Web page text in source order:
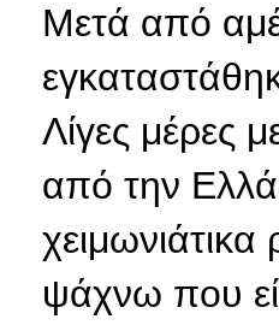
Μετά από
Λίγες μέρες
από την
ψάχνω που